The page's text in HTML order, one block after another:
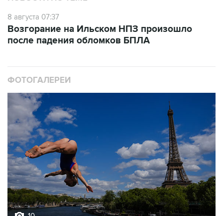
8 августа 07:37
Возгорание на Ильском НПЗ произошло
после падения обломков БПЛА
ФОТОГАЛЕРЕИ